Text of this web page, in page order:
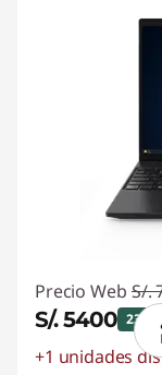
Precio Web S/.
S/. 5400 23%
Ahorros
+1 unidades